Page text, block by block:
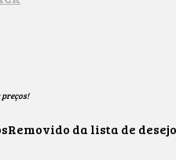
Removido da lista de